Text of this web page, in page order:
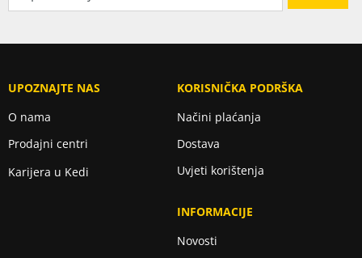
UPOZNAJTE NAS
O nama
Prodajni centri
Karijera u Kedi
KORISNIČKA PODRŠKA
Načini plaćanja
Dostava
Uvjeti korištenja
INFORMACIJE
Novosti